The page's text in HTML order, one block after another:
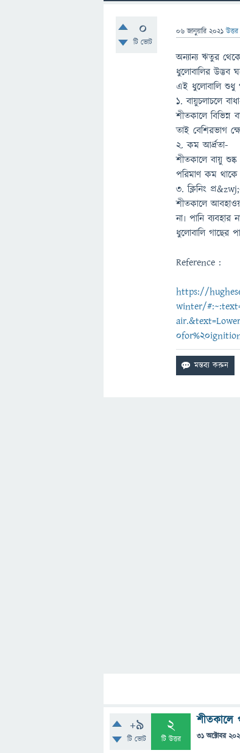
0
টি ভোট
06 জানুয়ারি 2021 উত্তর
অন্যান্য ঋতুর
ধুলোবালির উদ্ভব
এই ধুলোবালি শুধু
১. বায়ুচলাচলে
শীতকালে বিভিন্ন
তাই বেশিরভাগ
২. কম আর্দ্রতা-
শীতকালে বায়ু
পরিমাণ কম
৩. ক্লিনিং
শীতকালে
না৷ পানি
ধুলোবালি গাছের
Reference :
https://
winter/
+9
টি ভোট
2
টি উত্তর
শীতকালে
31 অক্টোবর